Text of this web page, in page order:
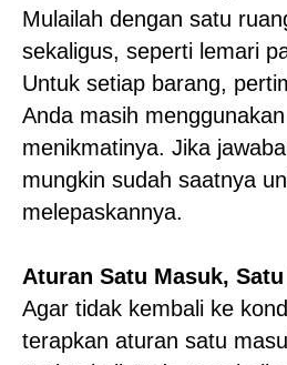
Mulailah dengan satu
sekaligus, seperti lemari
Untuk setiap barang,
Anda masih
menikmatinya. Jika
mungkin sudah saatnya
melepaskannya.
Aturan Satu Masuk,
Agar tidak kembali ke
terapkan aturan satu